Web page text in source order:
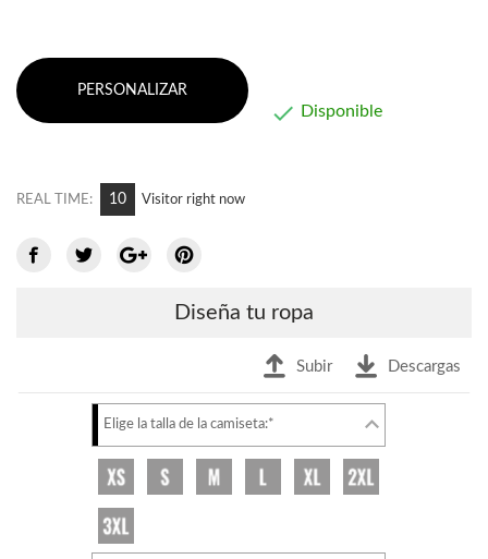
PERSONALIZAR
 Disponible
REAL TIME: 10 Visitor right now
Diseña tu ropa
Subir Descargas
Elige la talla de la camiseta:*